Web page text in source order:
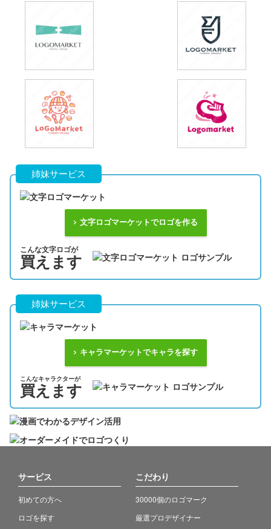
姉妹サービス
文字ロゴマーケットでロゴを作る
こんな文字ロゴが
買えます
姉妹サービス
キャラマーケットでキャラを探す
こんなキャラクターが
買えます
サービス
初めての方へ
ロゴを探す
こだわり
30000個のロゴマーク
厳選プロデザイナー